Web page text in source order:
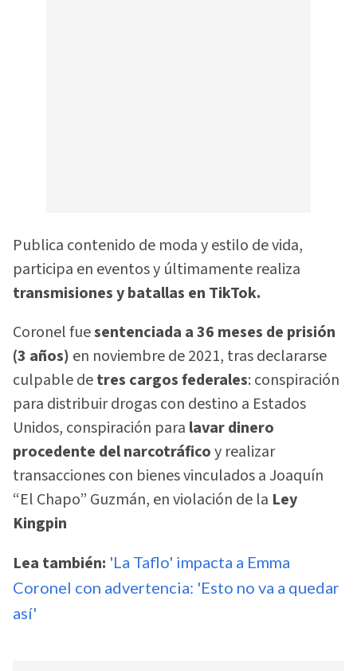
Publica contenido de moda y estilo de vida,
participa en eventos y últimamente realiza
transmisiones y batallas en TikTok.
Coronel fuesentenciada a 36 meses de prisión
(3 años) en noviembre de 2021, tras declararse
culpable detres cargos federales: conspiración
para distribuir drogas con destino a Estados
Unidos, conspiración para lavar dinero
procedente del narcotráficoy realizar
transacciones con bienes vinculados a Joaquín
“El Chapo” Guzmán, en violación de la Ley
Kingpin
Lea también: 'La Taflo' impacta a Emma
Coronel con advertencia: 'Esto no va a quedar
así'